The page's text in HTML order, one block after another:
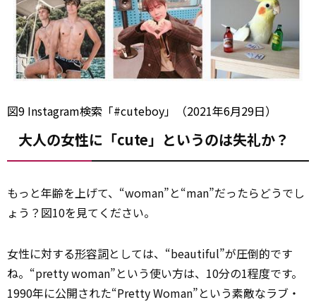
図9 Instagram検索「#cuteboy」（2021年6月29日）
大人の女性に「cute」というのは失礼か？
もっと年齢を上げて、“woman”と“man”だったらどうでし
ょう？図10を見てください。
女性に対する形容詞としては、“beautiful”が圧倒的です
ね。“pretty woman”という使い方は、10分の1程度です。
1990年に公開された“Pretty Woman”という素敵なラブ・